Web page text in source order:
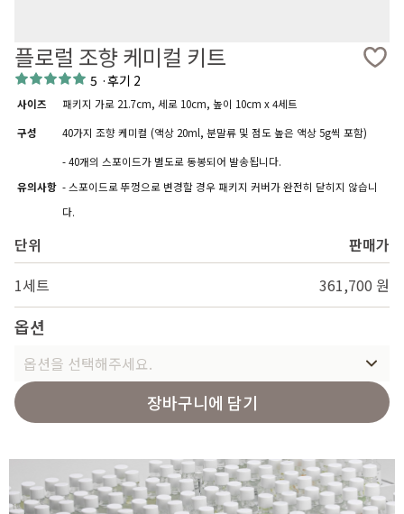
플로럴 조향 케미컬 키트
5 ·후기 2
사이즈
패키지 가로 21.7cm, 세로 10cm, 높이 10cm x 4세트
구성
40가지 조향 케미컬 (액상 20ml, 분말류 및 점도 높은 액상 5g씩 포함)
유의사항
- 40개의 스포이드가 별도로 동봉되어 발송됩니다.
- 스포이드로 뚜껑으로 변경할 경우 패키지 커버가 완전히 닫히지 않습니
다.
단위
판매가
1세트
361,700 원
옵션
옵션을 선택해주세요.
장바구니에 담기